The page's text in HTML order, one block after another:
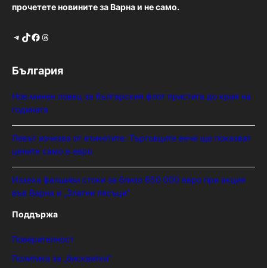
прочетете новините за Варна и не само.
Telegram TikTok Facebook Threads
България
Нов минен ловец за българския флот пристига до края на
годината
Левът изчезва от етикетите: Търговците вече ще показват
цените само в евро
Иззеха фалшиви стоки за близо 650 000 евро при акция
във Варна и „Златни пясъци“
Поддържа
Поверителност
Политика за „бисквитки“